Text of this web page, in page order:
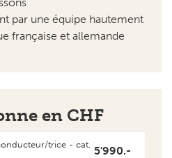
trice - cat. 6'290.-